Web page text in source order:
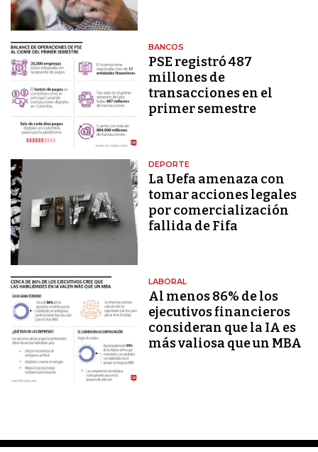
BANCOS
PSE registró 487
millones de
transacciones en el
primer semestre
DEPORTE
La Uefa amenaza con
tomar acciones legales
por comercialización
fallida de Fifa
LABORAL
Al menos 86% de los
ejecutivos financieros
consideran que la IA es
más valiosa que un MBA